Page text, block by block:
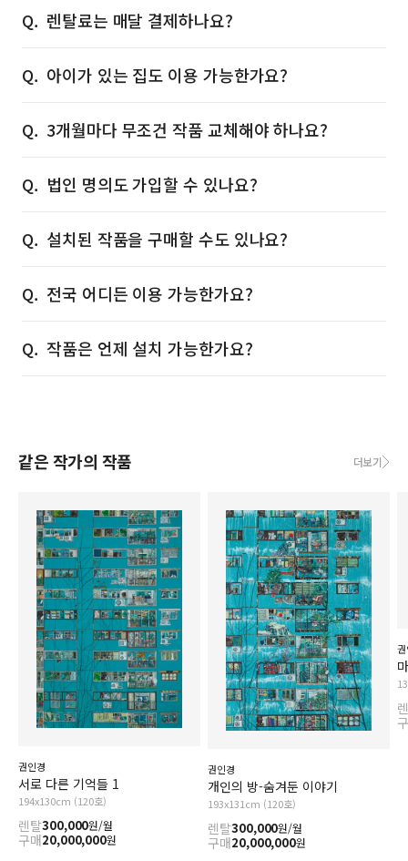
렌탈료는 매달 결제하나요?
아이가 있는 집도 이용 가능한가요?
3개월마다 무조건 작품 교체해야 하나요?
법인 명의도 가입할 수 있나요?
설치된 작품을 구매할 수도 있나요?
전국 어디든 이용 가능한가요?
작품은 언제 설치 가능한가요?
같은 작가의 작품 더보기
권인경
서로 다른 기억들 1
194x130cm (120호)
렌탈300,000원/월
구매20,000,000원
권인경
개인의 방-숨겨둔 이야기
193x131cm (120호)
렌탈300,000원/월
구매20,000,000원